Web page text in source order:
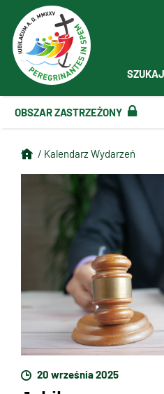
SZUKAJ
OBSZAR ZASTRZEŻONY
/ Kalendarz Wydarzeń
20 września 2025